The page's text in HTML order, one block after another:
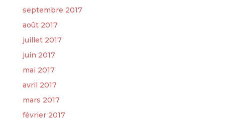
septembre 2017
août 2017
juillet 2017
juin 2017
mai 2017
avril 2017
mars 2017
février 2017